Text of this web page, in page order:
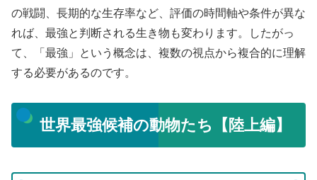
の戦闘、長期的な生存率など、評価の時間軸や条件が異な
れば、最強と判断される生き物も変わります。したがっ
て、「最強」という概念は、複数の視点から複合的に理解
する必要があるのです。
世界最強候補の動物たち【陸上編】